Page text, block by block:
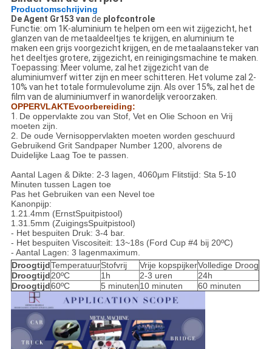
Productomschrijving
De Agent Gr153 van de plofcontrole
Functie: om 1K-aluminium te helpen om een wit zijgezicht, het
glanzen van de metaaldeeltjes te krijgen, en aluminium te
maken een grijs voorgezicht krijgen, en de metaalaansteker van
het deeltjes grotere, zijgezicht, en reinigingsmachine te maken.
Toepassing: Meer volume, zal het zijgezicht van de
aluminiumverf witter zijn en meer schitteren. Het volume zal 2-
10% van het totale formulevolume zijn. Als over 15%, zal het de
film van de aluminiumverf in wanordelijk veroorzaken.
OPPERVLAKTEvoorbereiding:
1. De oppervlakte zou van Stof, Vet en Olie Schoon en Vrij
moeten zijn.
2. De oude Vernisoppervlakten moeten worden geschuurd
Gebruikend Grit Sandpaper Number 1200, alvorens de
Duidelijke Laag Toe te passen.
Aantal Lagen & Dikte: 2-3 lagen, 4060μm Flitstijd: Sta 5-10
Minuten tussen Lagen toe
Pas het Gebruiken van een Nevel toe
Kanonpijp:
1.21.4mm (ErnstSpuitpistool)
1.31.5mm (ZuigingsSpuitpistool)
- Het bespuiten Druk: 3-4 bar.
- Het bespuiten Viscositeit: 13~18s (Ford Cup #4 bij 20ºC)
- Aantal Lagen: 3 lagenmaximum.
DroogtijdTemperatuurStofvrij Vrije kopspijkerVolledige Droog
Droogtijd20ºC 1h 2-3 uren
24h
Droogtijd60ºC 5 minuten10 minuten 60 minuten